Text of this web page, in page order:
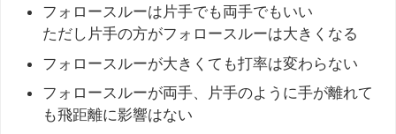
フォロースルーは片手でも両手でもいい
ただし片手の方がフォロースルーは大きくなる
フォロースルーが大きくても打率は変わらない
フォロースルーが両手、片手のように手が離れて
も飛距離に影響はない